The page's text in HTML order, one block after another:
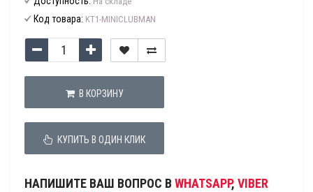
Код товара: KT1-MINICLUBMAN
В КОРЗИНУ
КУПИТЬ В ОДИН КЛИК
НАПИШИТЕ ВАШ ВОПРОС В WHATSAPP, VIBER